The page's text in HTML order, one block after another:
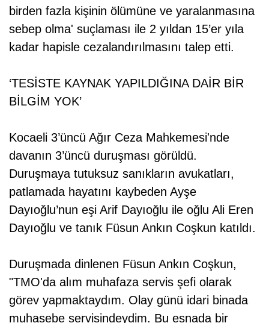
birden fazla kişinin ölümüne ve yaralanmasına
sebep olma' suçlaması ile 2 yıldan 15’er yıla
kadar hapisle cezalandırılmasını talep etti.
‘TESİSTE KAYNAK YAPILDIĞINA DAİR BİR
BİLGİM YOK’
Kocaeli 3’üncü Ağır Ceza Mahkemesi'nde
davanın 3’üncü duruşması görüldü.
Duruşmaya tutuksuz sanıkların avukatları,
patlamada hayatını kaybeden Ayşe
Dayıoğlu’nun eşi Arif Dayıoğlu ile oğlu Ali Eren
Dayıoğlu ve tanık Füsun Ankın Coşkun katıldı.
Duruşmada dinlenen Füsun Ankın Coşkun,
"TMO'da alım muhafaza servis şefi olarak
görev yapmaktaydım. Olay günü idari binada
muhasebe servisindeydim. Bu esnada bir